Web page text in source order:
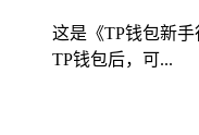
这是《TP钱包新
TP钱包后，可...